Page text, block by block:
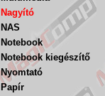
Nagyító
NAS
Notebook
Notebook kiegészítő
Nyomtató
Papír